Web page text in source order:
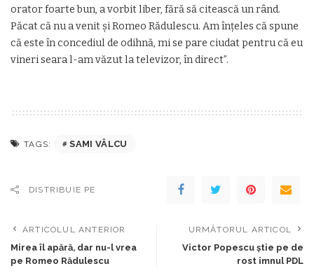
orator foarte bun, a vorbit liber, fără să citească un rând.
Păcat că nu a venit şi Romeo Rădulescu. Am înţeles că spune
că este în concediul de odihnă, mi se pare ciudat pentru că eu
vineri seara l-am văzut la televizor, în direct”.
TAGS: SAMI VÂLCU
DISTRIBUIE PE
ARTICOLUL ANTERIOR
Mirea îl apără, dar nu-l vrea
pe Romeo Rădulescu
URMĂTORUL ARTICOL
Victor Popescu ştie pe de
rost imnul PDL